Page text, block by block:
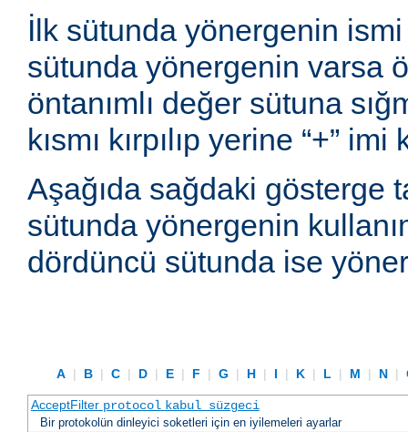
İlk sütunda yönergenin
sütunda yönergenin varsa
öntanımlı değer sütuna
kısmı kırpılıp yerine “+”
Aşağıda sağdaki gösterge
sütunda yönergenin
dördüncü sütunda ise
A | B | C | D | E | F | G | H | I | K | L | M | N |
AcceptFilter protocol kabul_süzgeci
Bir protokolün dinleyici soketleri için en iyilemeleri ayarlar